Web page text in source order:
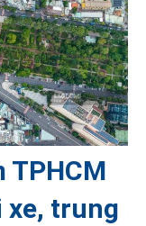
TPHCM
xe, trung